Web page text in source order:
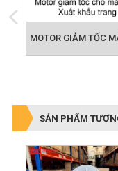
SẢN PHẨM